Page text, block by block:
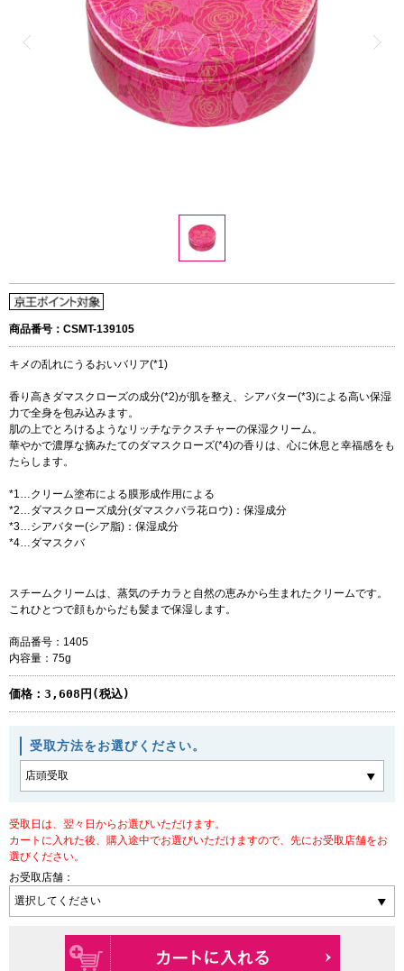
商品番号：CSMT-139105
キメの乱れにうるおいバリア(*1)
香り高きダマスクローズの成分(*2)が肌を整え、シアバター(*3)による高い保湿
力で全身を包み込みます。
肌の上でとろけるようなリッチなテクスチャーの保湿クリーム。
華やかで濃厚な摘みたてのダマスクローズ(*4)の香りは、心に休息と幸福感をも
たらします。
*1…クリーム塗布による膜形成作用による
*2…ダマスクローズ成分(ダマスクバラ花ロウ)：保湿成分
*3…シアバター(シア脂)：保湿成分
*4…ダマスクバ
スチームクリームは、蒸気のチカラと自然の恵みから生まれたクリームです。
これひとつで顔もからだも髪まで保湿します。
商品番号：1405
内容量：75g
価格： 3,608円(税込)
受取方法をお選びください。
受取日は、翌々日からお選びいただけます。
カートに入れた後、購入途中でお選びいただけますので、先にお受取店舗をお
選びください。
お受取店舗：